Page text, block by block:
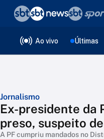
Ao vivo Últimas
Jornalismo
Ex-presidente da
preso, suspeito
A PF cumpriu mandados no
❮voltar
Editorias